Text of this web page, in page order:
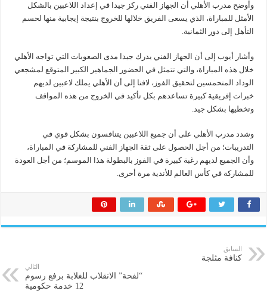
وأوضح مدرب الأهلي أن الجهاز الفني ركز جيدا في إعداد اللاعبين بالشكل
الأمثل للمباراة، الذي يسعى الفريق خلالها للخروج بنتيجة إيجابية منها لحسم
التأهل إلى دور الثمانية.
وأشار أيوب إلى أن الجهاز الفني يدرك جيدا مدى الصعوبات التي تواجه الأهلي
خلال هذه المباراة، والتي تتمثل في الحضور الجماهير الكبير المتوقع لمشجعي
الوداد المتحمسين لتحقيق الفوز، لافتا إلى أن الأهلي يملك لاعبين لديهم
خبرات إفريقية كبيرة تساعدهم بكل تأكيد في الخروج من هذه المواقف
وتخطيها بشكل جيد.
وشدد مدرب الأهلي على أن جميع اللاعبين يتنافسون بشكل قوي في
التدريبات؛ من أجل الحصول على ثقة الجهاز الفني للمشاركة في المباراة،
وأن الجميع لديهم رغبة كبيرة في الفوز بالبطولة هذا الموسم؛ من أجل العودة
للمشاركة في كأس العالم للأندية مرة أخرى.
السابق
كنافة مثلجة
التالي
“لفحة” الانقلاب للغلابة برفع رسوم
12 خدمة حكومية